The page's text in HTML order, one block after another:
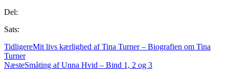
Del:
Sats:
TidligereMit livs kærlighed af Tina Turner – Biografien om Tina
Turner
NæsteSmåting af Unna Hvid – Bind 1, 2 og 3